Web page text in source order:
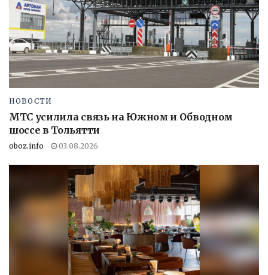
НОВОСТИ
МТС усилила связь на Южном и Обводном
шоссе в Тольятти
oboz.info 03.08.2026